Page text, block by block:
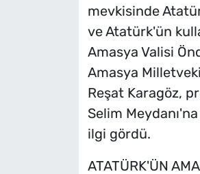
mevkisinde
ve Atatürk'ün
Amasya Valisi
Amasya
Reşat Karagöz,
Selim
ilgi gördü.
ATATÜRK'ÜN